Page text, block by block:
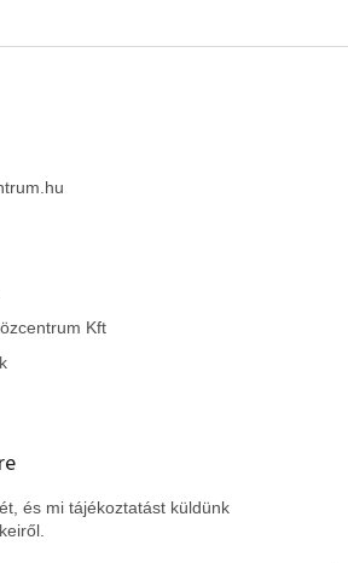
Kft
és mi tájékoztatást küldünk